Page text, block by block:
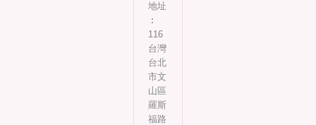
地址
︰
116
台灣
台北
市文
山區
羅斯
福路